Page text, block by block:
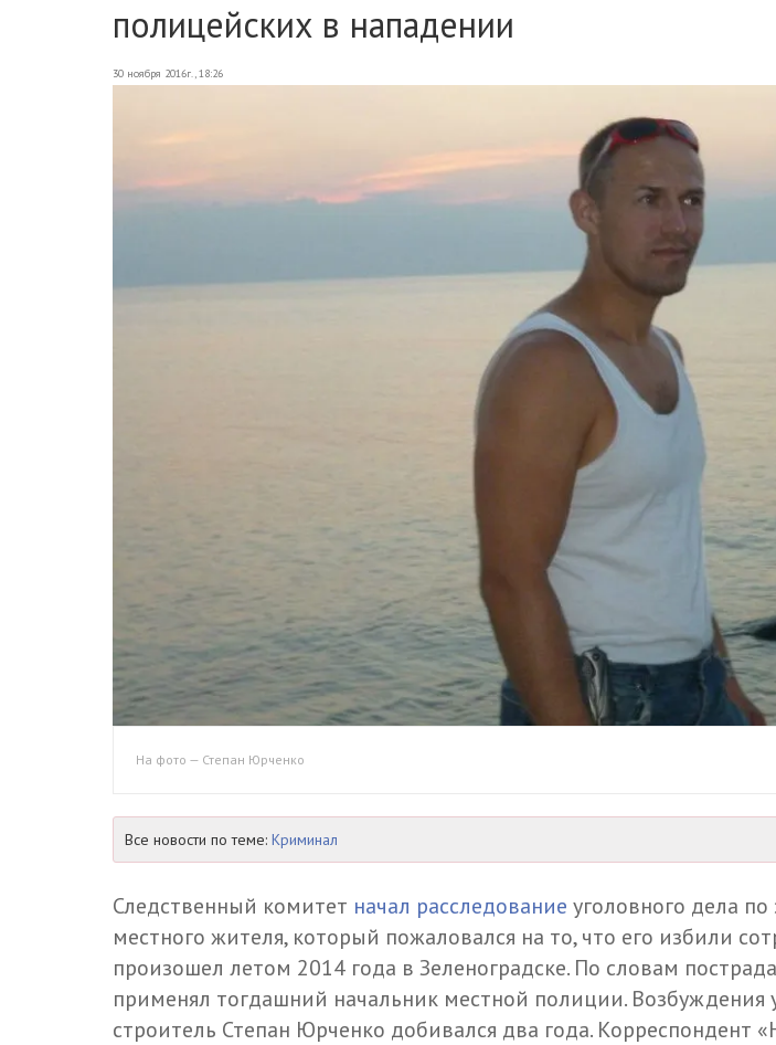
полицейских в нападении
30 ноября 2016г., 18:26
На фото — Степан Юрченко
Все новости по теме: Криминал
Следственный комитет начал расследование уголовного дела
местного жителя, который пожаловался на то, что его избили
произошел летом 2014 года в Зеленоградске. По словам
применял тогдашний начальник местной полиции. Возбуждения
строитель Степан Юрченко добивался два года. Корреспондент